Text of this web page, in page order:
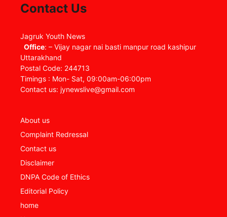
Contact Us
Jagruk Youth News
Office: – Vijay nagar nai basti manpur road kashipur
Uttarakhand
Postal Code: 244713
Timings : Mon- Sat, 09:00am-06:00pm
Contact us: jynewslive@gmail.com
About us
Complaint Redressal
Contact us
Disclaimer
DNPA Code of Ethics
Editorial Policy
home